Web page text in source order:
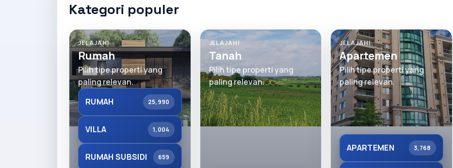
Kategori populer
JELAJAHI
Rumah
Pilih tipe properti yang
paling relevan.
RUMAH
25,990
VILLA 1,004
RUMAH SUBSIDI 659
JELAJAHI
Tanah
Pilih tipe properti yang
paling relevan.
JELAJAHI
Apartemen
Pilih tipe properti yang
paling relevan.
APARTEMEN 3,768